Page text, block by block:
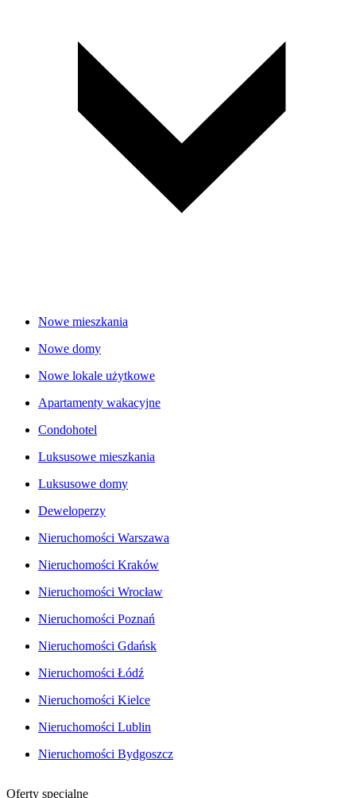
Nowe mieszkania
Nowe domy
Nowe lokale użytkowe
Apartamenty wakacyjne
Condohotel
Luksusowe mieszkania
Luksusowe domy
Deweloperzy
Nieruchomości Warszawa
Nieruchomości Kraków
Nieruchomości Wrocław
Nieruchomości Poznań
Nieruchomości Gdańsk
Nieruchomości Łódź
Nieruchomości Kielce
Nieruchomości Lublin
Nieruchomości Bydgoszcz
Oferty specjalne